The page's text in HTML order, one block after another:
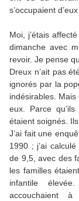
s’occupaient
Moi, j’étais
dimanche avec
revoir. Je pense
Dreux n’ait pas
ignorés par la
indésirables.
eux. Parce
étaient soignés.
J’ai fait une
1990 ; j’ai
de 9,5, avec des
les familles
infantile
accouchaient